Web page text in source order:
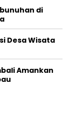
di
Desa Wisata
Amankan